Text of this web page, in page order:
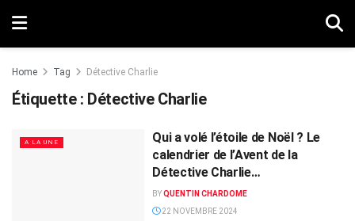
Home Tag Détective Charlie
Étiquette : Détective Charlie
A LA UNE
Qui a volé l’étoile de Noël ? Le
calendrier de l’Avent de la
Détective Charlie…
BYQUENTIN CHARDOME
22 NOVEMBRE 2024